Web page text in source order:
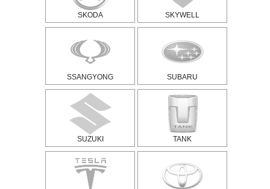
SKODA SKYWELL
SSANGYONG SUBARU
SUZUKI TANK